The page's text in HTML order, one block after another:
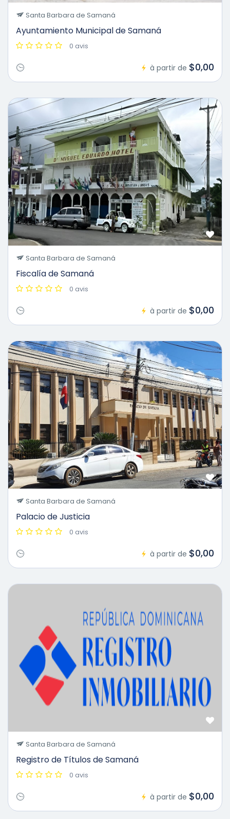
Santa Barbara de Samaná
Ayuntamiento Municipal de Samaná
0 avis
à partir de $0,00
Santa Barbara de Samaná
Fiscalía de Samaná
0 avis
à partir de $0,00
Santa Barbara de Samaná
Palacio de Justicia
0 avis
à partir de $0,00
Santa Barbara de Samaná
Registro de Títulos de Samaná
0 avis
à partir de $0,00